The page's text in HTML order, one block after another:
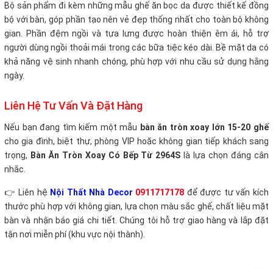
Bộ sản phẩm đi kèm những mẫu ghế ăn bọc da được thiết kế đồng
bộ với bàn, góp phần tạo nên vẻ đẹp thống nhất cho toàn bộ không
gian. Phần đệm ngồi và tựa lưng được hoàn thiện êm ái, hỗ trợ
người dùng ngồi thoải mái trong các bữa tiệc kéo dài. Bề mặt da có
khả năng vệ sinh nhanh chóng, phù hợp với nhu cầu sử dụng hằng
ngày.
Liên Hệ Tư Vấn Và Đặt Hàng
Nếu bạn đang tìm kiếm một mẫu bàn ăn tròn xoay lớn 15-20 ghế
cho gia đình, biệt thự, phòng VIP hoặc không gian tiếp khách sang
trọng, Bàn Ăn Tròn Xoay Có Bếp Từ 2964S là lựa chọn đáng cân
nhắc.
👉 Liên hệ Nội Thất Nhà Decor 0911717178 để được tư vấn kích
thước phù hợp với không gian, lựa chọn màu sắc ghế, chất liệu mặt
bàn và nhận báo giá chi tiết. Chúng tôi hỗ trợ giao hàng và lắp đặt
tận nơi miễn phí (khu vực nội thành).